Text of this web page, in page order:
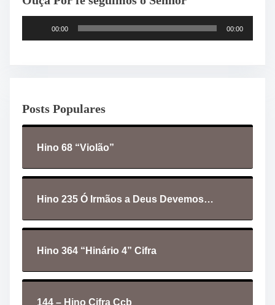
r
d
u
00:00 00:00
Posts Populares
Hino 68 “Violão”
Hino 235 Ó Irmãos a Deus Devemos…
Hino 364 “Hinário 4” Cifra
144 – Hino Cifra Ccb